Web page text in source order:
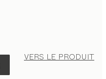
VERS LE PRODUIT